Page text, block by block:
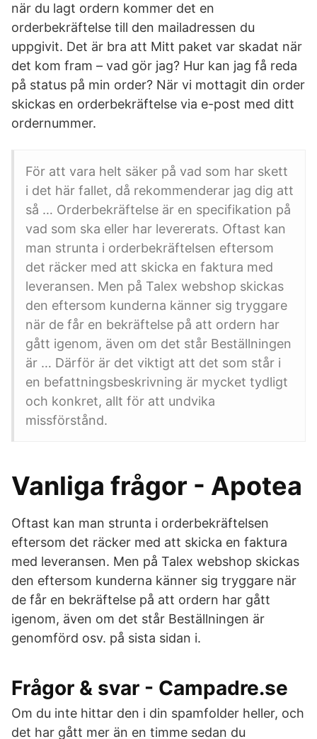
när du lagt ordern kommer det en
orderbekräftelse till den mailadressen du
uppgivit. Det är bra att Mitt paket var skadat när
det kom fram – vad gör jag? Hur kan jag få reda
på status på min order? När vi mottagit din order
skickas en orderbekräftelse via e-post med ditt
ordernummer.
För att vara helt säker på vad som har skett
i det här fallet, då rekommenderar jag dig att
så … Orderbekräftelse är en specifikation på
vad som ska eller har levererats. Oftast kan
man strunta i orderbekräftelsen eftersom
det räcker med att skicka en faktura med
leveransen. Men på Talex webshop skickas
den eftersom kunderna känner sig tryggare
när de får en bekräftelse på att ordern har
gått igenom, även om det står Beställningen
är … Därför är det viktigt att det som står i
en befattningsbeskrivning är mycket tydligt
och konkret, allt för att undvika
missförstånd.
Vanliga frågor - Apotea
Oftast kan man strunta i orderbekräftelsen
eftersom det räcker med att skicka en faktura
med leveransen. Men på Talex webshop skickas
den eftersom kunderna känner sig tryggare när
de får en bekräftelse på att ordern har gått
igenom, även om det står Beställningen är
genomförd osv. på sista sidan i.
Frågor & svar - Campadre.se
Om du inte hittar den i din spamfolder heller, och
det har gått mer än en timme sedan du